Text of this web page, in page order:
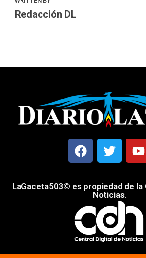
Redacción DL
LaGaceta503© es propiedad de la
Noticias.